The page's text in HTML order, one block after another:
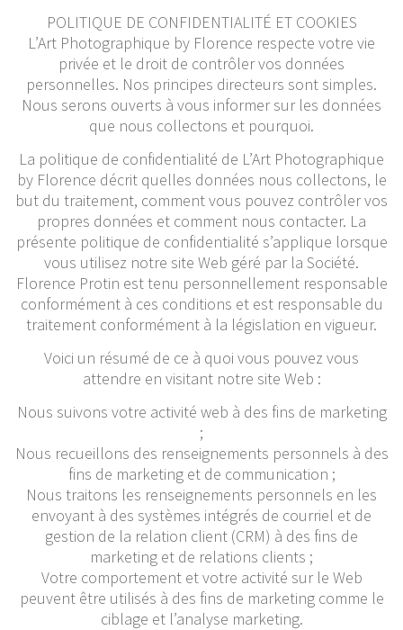
POLITIQUE DE CONFIDENTIALITÉ ET COOKIES
L’Art Photographique by Florence respecte votre vie
privée et le droit de contrôler vos données
personnelles. Nos principes directeurs sont simples.
Nous serons ouverts à vous informer sur les données
que nous collectons et pourquoi.
La politique de confidentialité de L’Art Photographique
by Florence décrit quelles données nous collectons, le
but du traitement, comment vous pouvez contrôler vos
propres données et comment nous contacter. La
présente politique de confidentialité s’applique lorsque
vous utilisez notre site Web géré par la Société.
Florence Protin est tenu personnellement responsable
conformément à ces conditions et est responsable du
traitement conformément à la législation en vigueur.
Voici un résumé de ce à quoi vous pouvez vous
attendre en visitant notre site Web :
Nous suivons votre activité web à des fins de marketing
;
Nous recueillons des renseignements personnels à des
fins de marketing et de communication ;
Nous traitons les renseignements personnels en les
envoyant à des systèmes intégrés de courriel et de
gestion de la relation client (CRM) à des fins de
marketing et de relations clients ;
Votre comportement et votre activité sur le Web
peuvent être utilisés à des fins de marketing comme le
ciblage et l’analyse marketing.